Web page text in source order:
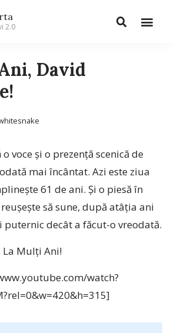
2.0
David
voce şi o prezenţă scenică de
mai încântat. Azi este ziua
61 de ani. Şi o piesă în
să sune, după atâţia ani
puternic decât a făcut-o vreodată.
La Mulţi Ani!
watch?